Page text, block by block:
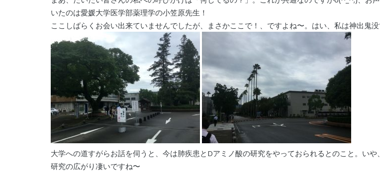
いたのは愛媛大学医学部薬理学の小笠原先生！
ここしばらくお会い出来ていませんでしたが、まさかここで！、ですよね〜。はい、私は神出鬼
大学への道すがらお話を伺うと、今は肺疾患とDアミノ酸の研究をやっておられるとのこと。いや
研究の広がり凄いですね〜